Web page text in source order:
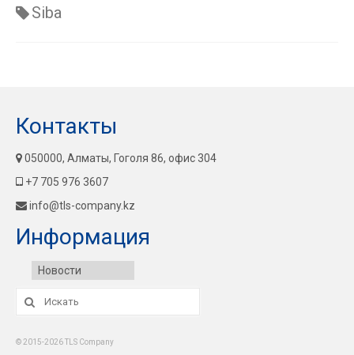
Siba
Контакты
050000, Алматы, Гоголя 86, офис 304
+7 705 976 3607
info@tls-company.kz
Информация
Новости
Искать:
© 2015-2026 TLS Company